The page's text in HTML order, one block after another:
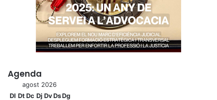
Agenda
agost 2026
Dl DtDc Dj DvDsDg